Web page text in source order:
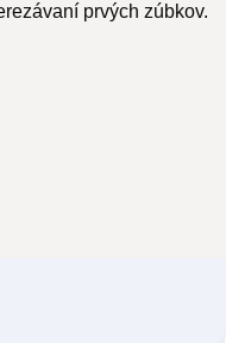
prvých zúbkov.